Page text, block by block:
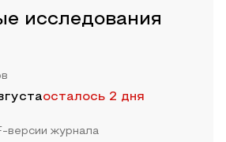
исследования
осталось 2 дня
версии журнала